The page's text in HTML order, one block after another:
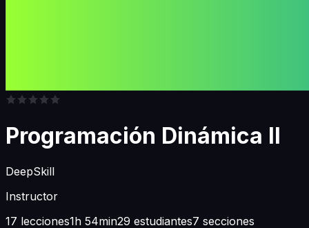
Programación Dinámica II
DeepSkill
Instructor
17 lecciones1h 54min29 estudiantes7 secciones